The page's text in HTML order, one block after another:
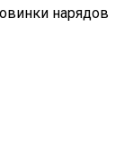
нарядов